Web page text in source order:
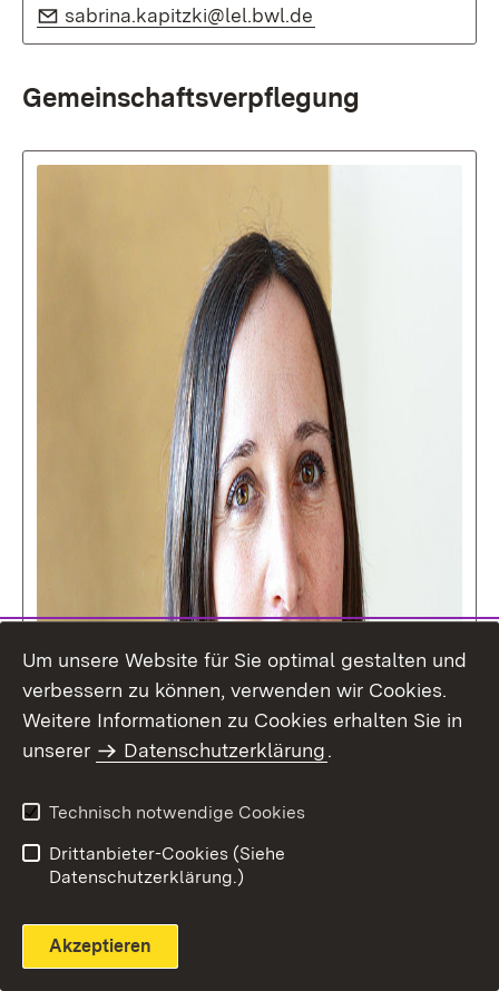
E-Mail:
sabrina.kapitzki@lel.bwl.de
Gemeinschaftsverpflegung
Um unsere Website für Sie optimal gestalten und
verbessern zu können, verwenden wir Cookies.
Weitere Informationen zu Cookies erhalten Sie in
unserer
Datenschutzerklärung.
Technisch notwendige Cookies
Drittanbieter-Cookies (Siehe
Datenschutzerklärung.)
Akzeptieren